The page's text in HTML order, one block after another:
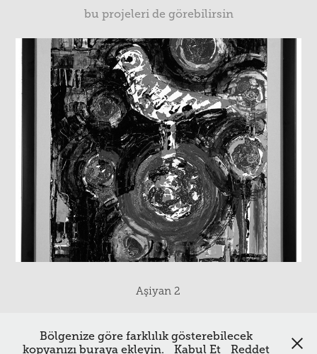
bu projeleri de görebilirsin
Aşiyan 2
↑ başa dön
Bölgenize göre farklılık gösterebilecek
kopyanızı buraya ekleyin.
Kabul Et Reddet